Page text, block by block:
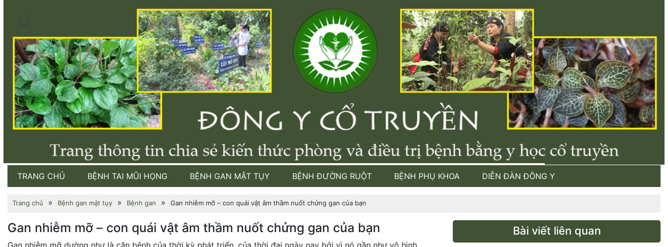
TRANG CHỦ BỆNH TAI MŨI HỌNG BỆNH GAN MẬT TỤY BỆNH ĐƯỜNG RUỘT BỆNH PHỤ KHOA DIỄN ĐÀN ĐÔNG Y
Trang chủ » Bệnh gan mật tụy » Bệnh gan » Gan nhiễm mỡ – con quái vật âm thầm nuốt chửng gan của bạn
Gan nhiễm mỡ – con quái vật âm thầm nuốt chửng gan của bạn
Gan nhiễm mỡ dường như là căn bệnh của thời kỳ phát triển, của thời đại ngày nay bởi vì nó gần như vô hình
Bài viết liên quan